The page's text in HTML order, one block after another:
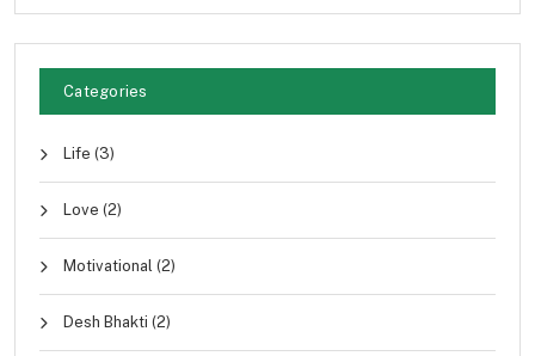
Categories
Life (3)
Love (2)
Motivational (2)
Desh Bhakti (2)